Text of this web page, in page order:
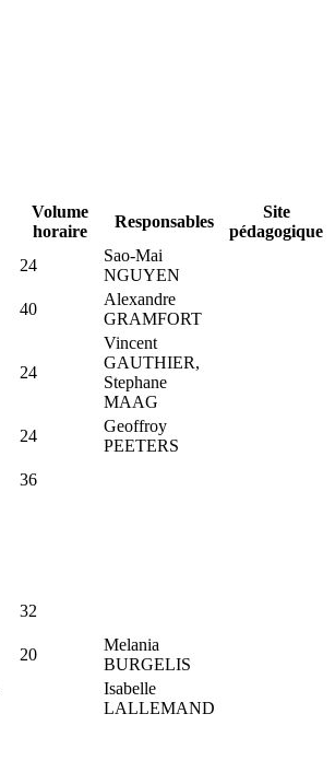
Volume
horaire
Responsables
Site
pédagogique
24
Sao-Mai
NGUYEN
40
Alexandre
GRAMFORT
24
Vincent
GAUTHIER,
Stephane
MAAG
24
Geoffroy
PEETERS
36
32
20
Melania
BURGELIS
Isabelle
LALLEMAND